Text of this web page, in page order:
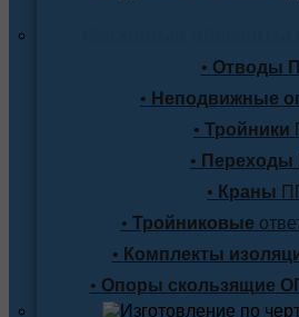
• Отводы
• Неподвижные
• Тройники
• Переходы
• Краны
• Тройниковые
• Комплекты
• Опоры скользящие